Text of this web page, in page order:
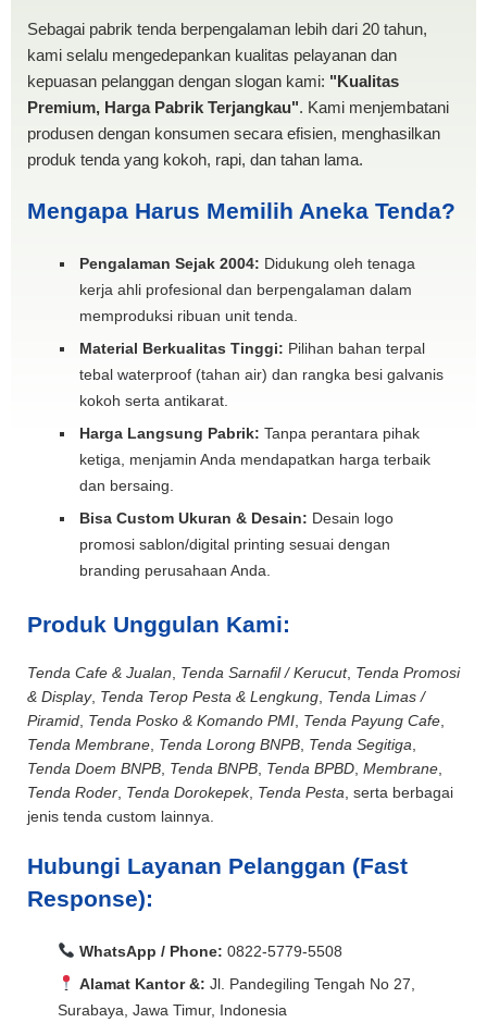
Sebagai pabrik tenda berpengalaman lebih dari 20 tahun,
kami selalu mengedepankan kualitas pelayanan dan
kepuasan pelanggan dengan slogan kami: "Kualitas
Premium, Harga Pabrik Terjangkau". Kami menjembatani
produsen dengan konsumen secara efisien, menghasilkan
produk tenda yang kokoh, rapi, dan tahan lama.
Mengapa Harus Memilih Aneka Tenda?
Pengalaman Sejak 2004: Didukung oleh tenaga
kerja ahli profesional dan berpengalaman dalam
memproduksi ribuan unit tenda.
Material Berkualitas Tinggi: Pilihan bahan terpal
tebal waterproof (tahan air) dan rangka besi galvanis
kokoh serta antikarat.
Harga Langsung Pabrik: Tanpa perantara pihak
ketiga, menjamin Anda mendapatkan harga terbaik
dan bersaing.
Bisa Custom Ukuran & Desain: Desain logo
promosi sablon/digital printing sesuai dengan
branding perusahaan Anda.
Produk Unggulan Kami:
Tenda Cafe & Jualan Tenda Sarnafil / Kerucut, Tenda Promosi
& Display, Tenda Terop Pesta & Lengkung Tenda Limas /
Piramid Tenda Posko & Komando PMI Tenda Payung Cafe
Tenda Membrane Tenda Lorong BNPB Tenda Segitiga
Tenda Doem BNPB Tenda BNPB Tenda BPBD Membrane
Tenda Roder Tenda Dorokepek, Tenda Pesta , serta berbagai
jenis tenda custom lainnya.
Hubungi Layanan Pelanggan (Fast
Response):
WhatsApp / Phone: 0822-5779-5508
Alamat Kantor &: Jl. Pandegiling Tengah No 27,
Surabaya, Jawa Timur, Indonesia